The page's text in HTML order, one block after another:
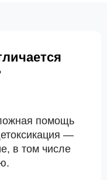
помощь
—
в том числе